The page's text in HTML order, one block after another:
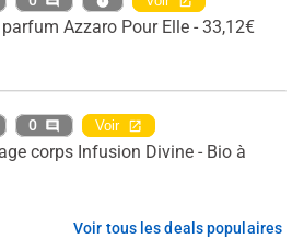
parfum Azzaro Pour Elle - 33,12€
0 Voir
corps Infusion Divine - Bio à
Voir tous les deals populaires